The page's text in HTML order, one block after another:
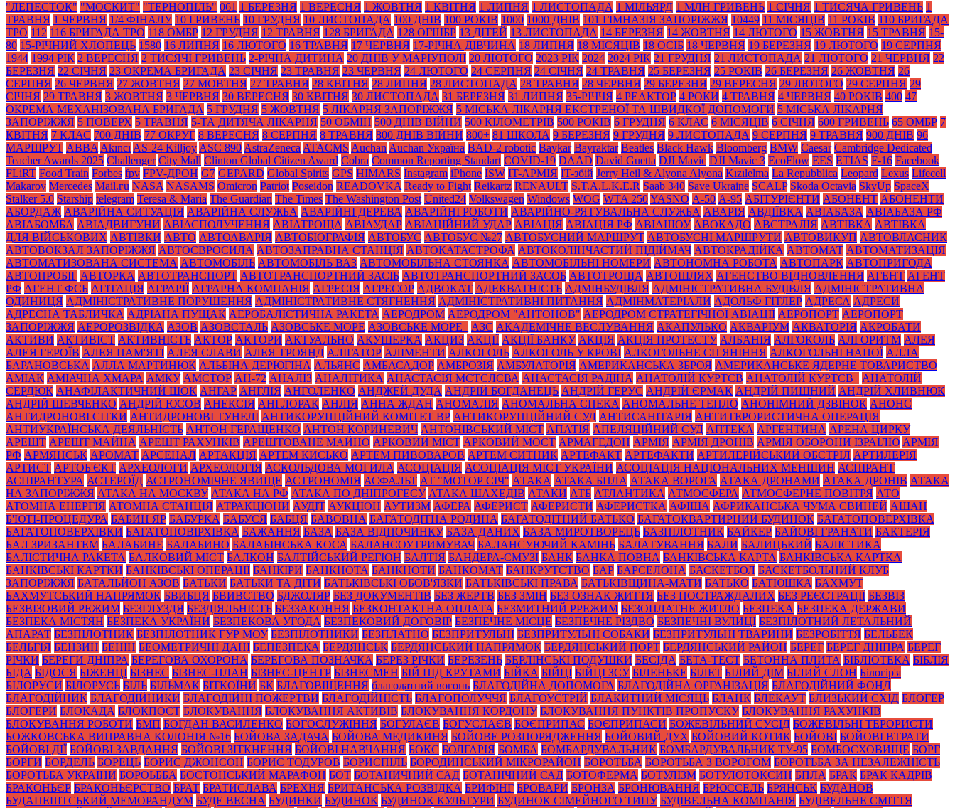
"ЛЕПЕСТОК" "МОСКИТ" "ТЕРНОПІЛЬ" 061 1 БЕРЕЗНЯ 1 ВЕРЕСНЯ 1 ЖОВТНЯ 1 КВІТНЯ 1 ЛИПНЯ 1 ЛИСТОПАДА 1 МІЛЬЯРД 1 МЛН ГРИВЕНЬ 1 СІЧНЯ 1 ТИСЯЧА ГРИВЕНЬ 1
ТРАВНЯ 1 ЧЕРВНЯ 1/4 ФІНАЛУ 10 ГРИВЕНЬ 10 ГРУДНЯ 10 ЛИСТОПАДА 100 ДНІВ 100 РОКІВ 1000 1000 ДНІВ 101 ГІМНАЗІЯ ЗАПОРІЖЖЯ 10449 11 МІСЯЦІВ 11 РОКІВ 110 БРИГАДА
ТРО 112 116 БРИГАДА ТРО 118 ОМБР 12 ГРУДНЯ 12 ТРАВНЯ 128 БРИГАДА 128 ОГШБР 13 ДІТЕЙ 13 ЛИСТОПАДА 14 БЕРЕЗНЯ 14 ЖОВТНЯ 14 ЛЮТОГО 15 ЖОВТНЯ 15 ТРАВНЯ 15-
80 15-РІЧНИЙ ХЛОПЕЦЬ 1580 16 ЛИПНЯ 16 ЛЮТОГО 16 ТРАВНЯ 17 ЧЕРВНЯ 17-РІЧНА ДІВЧИНА 18 ЛИПНЯ 18 МІСЯЦІВ 18 ОСІБ 18 ЧЕРВНЯ 19 БЕРЕЗНЯ 19 ЛЮТОГО 19 СЕРПНЯ
1944 1994 РІК 2 ВЕРЕСНЯ 2 ТИСЯЧІ ГРИВЕНЬ 2-РІЧНА ДИТИНА 20 ДНІВ У МАРІУПОЛІ 20 ЛЮТОГО 2023 РІК 2024 2024 РІК 21 ГРУДНЯ 21 ЛИСТОПАДА 21 ЛЮТОГО 21 ЧЕРВНЯ 22
БЕРЕЗНЯ 22 СІЧНЯ 23 ОКРЕМА БРИГАДА 23 СІЧНЯ 23 ТРАВНЯ 23 ЧЕРВНЯ 24 ЛЮТОГО 24 СЕРПНЯ 24 СІЧНЯ 24 ТРАВНЯ 25 БЕРЕЗНЯ 25 РОКІВ 26 БЕРЕЗНЯ 26 ЖОВТНЯ 26
СЕРПНЯ 26 ЧЕРВНЯ 27 ЖОВТНЯ 27 МОВТНЯ 27 ТРАВНЯ 28 КВІТНЯ 28 ЛИПНЯ 28 ЛИСТОПАДА 28 ТРАВНЯ 28 ЧЕРВНЯ 29 БЕРЕЗНЯ 29 ВЕРЕСНЯ 29 ЛЮТОГО 29 СЕРПНЯ 29
СІЧНЯ 29 ТРАВНЯ 3 ЖОВТНЯ 3 ЧЕРВНЯ 30 ВЕРЕСНЯ 30 КВІТНЯ 30 ЛИСТОПАДА 31 БЕРЕЗНЯ 31 ЛИПНЯ 35-РІЧЧЯ 4 РЕАКТОР 4 РОКИ 4 ТРАВНЯ 4 ЧЕРВНЯ 40 РОКІВ 400 47
ОКРЕМА МЕХАНІЗОВАНА БРИГАДА 5 ГРУДНЯ 5 ЖОВТНЯ 5 ЛІКАРНЯ ЗАПОРІЖЖЯ 5 МІСЬКА ЛІКАРНЯ ЕКСТРЕНОЇ ТА ШВИДКОЇ ДОПОМОГИ 5 МІСЬКА ЛІКАРНЯ
ЗАПОРІЖЖЯ 5 ПОВЕРХ 5 ТРАВНЯ 5-ТА ДИТЯЧА ЛІКАРНЯ 50 ОБМІН 500 ДНІВ ВІЙНИ 500 КІЛОМЕТРІВ 500 РОКІВ 6 ГРУДНЯ 6 КЛАС 6 МІСЯЦІВ 6 СІЧНЯ 600 ГРИВЕНЬ 65 ОМБР 7
КВІТНЯ 7 КЛАС 700 ДНІВ 77 ОКРУГ 8 ВЕРЕСНЯ 8 СЕРПНЯ 8 ТРАВНЯ 800 ДНІВ ВІЙНИ 800+ 81 ШКОЛА 9 БЕРЕЗНЯ 9 ГРУДНЯ 9 ЛИСТОПАДА 9 СЕРПНЯ 9 ТРАВНЯ 900 ДНІВ 96
МАРШРУТ ABBA Akıncı AS-24 Killjoy ASC 890 AstraZeneca ATACMS Auchan Auchan Україна BAD-2 robotic Baykar Bayraktar Beatles Black Нawk Bloomberg BMW Caesar Cambridge Dedicated
Teacher Awards 2025 Challenger City Mall Clinton Global Citizen Award Cobra Common Reporting Standart COVID-19 DAAD David Guetta DJI Mavic DJI Mavic 3 EcoFlow EES ETIAS F-16 Facebook
FLiRT Food Train Forbes fpv FPV-ДРОН G7 GEPARD Global Spirits GPS HIMARS Instagram iPhone ISW IT-АРМІЯ IT-збій Jerry Heil & Alyona Alyona Kızılelma La Repubblica Leopard Lexus Lifecell
Makarov Mercedes Mаil.гu NASA NASAMS Omicron Patriot Poseidon READOVKA Ready to Fight Reikartz RENAULT S.T.A.L.K.E.R Saab 340 Save Ukraine SCALP Skoda Octavia SkyUp SpaceX
Stalker 5.0 Starship telegram Teresa & Maria The Guardian The Times The Washington Post United24 Volkswagen Windows WOG WTA 250YASNO А-50 А-95 АБІТУРІЄНТИ АБОНЕНТ АБОНЕНТИ
АБОРДАЖ АВАРІЙНА СИТУАЦІЯ АВАРІЙНА СЛУЖБА АВАРІЙНІ ДЕРЕВА АВАРІЙНІ РОБОТИ АВАРІЙНО-РЯТУВАЛЬНА СЛУЖБА АВАРІЯ АВДІЇВКА АВІАБАЗА АВІАБАЗА РФ
АВІАБОМБА АВІАДВИГУНИ АВІАСПОЛУЧЕННЯ АВІАТРОЩА АВІАУДАР АВІАЦІЙНИЙ УДАР АВІАЦІЯ АВІАЦІЯ РФ АВІАШОУ АВОКАДО АВСТРАЛІЯ АВТІВКА АВТІВКА
ДЛЯ ВІЙСЬКОВИХ АВТІВКИ АВТО АВТОАВАРІЯ АВТОБІОГРАФІЯ АВТОБУС АВТОБУС №27 АВТОБУСНИЙ МАРШРУТ АВТОБУСНІ МАРШРУТИ АВТОВИКУП АВТОВЛАСНИК
АВТОВОКЗАЛ ЗАПОРІЖЖЯ АВТОЄВРОСИЛА АВТОЗАПРАВНА СТАНЦІЯ АВТОКАТАСТРОФА АВТОКОЛІНЧАСТИЙ ПІДІЙМАЧ АВТОКРАДІЙКА АВТОМАТ АВТОМАТИЗАЦІЯ
АВТОМАТИЗОВАНА СИСТЕМА АВТОМОБІЛЬ АВТОМОБІЛЬ ВАЗ АВТОМОБІЛЬНА СТОЯНКА АВТОМОБІЛЬНІ НОМЕРИ АВТОНОМНА РОБОТА АВТОПАРК АВТОПРИГОДА
АВТОПРОБІГ АВТОРКА АВТОТРАНСПОРТ АВТОТРАНСПОРТНИЙ ЗАСІБ АВТОТРАНСПОРТНИЙ ЗАСОБ АВТОТРОЩА АВТОШЛЯХ АГЕНСТВО ВІДНОВЛЕННЯ АГЕНТ АГЕНТ
РФ АГЕНТ ФСБ АГІТАЦІЯ АГРАРІЇ АГРАРНА КОМПАНІЯ АГРЕСІЯ АГРЕСОР АДВОКАТ АДЕКВАТНІСТЬ АДМІНБУДІВЛЯ АДМІНІСТРАТИВНА БУДІВЛЯ АДМІНІСТРАТИВНА
ОДИНИЦЯ АДМІНІСТРАТИВНЕ ПОРУШЕННЯ АДМІНІСТРАТИВНЕ СТЯГНЕННЯ АДМІНІСТРАТИВНІ ПИТАННЯ АДМІНМАТЕРІАЛИ АДОЛЬФ ГІТЛЕР АДРЕСА АДРЕСИ
АДРЕСНА ТАБЛИЧКА АДРІАНА ПУЩАК АЕРОБАЛІСТИЧНА РАКЕТА АЕРОДРОМ АЕРОДРОМ "АНТОНОВ" АЕРОДРОМ СТРАТЕГІЧНОЇ АВІАЦІЇ АЕРОПОРТ АЕРОПОРТ
ЗАПОРІЖЖЯ АЕРОРОЗВІДКА АЗОВ АЗОВСТАЛЬ АЗОВСЬКЕ МОРЕ АЗОВСЬКЕ МОРЕ_ АЗС АКАДЕМІЧНЕ ВЕСЛУВАННЯ АКАПУЛЬКО АКВАРІУМ АКВАТОРІЯ АКРОБАТИ
АКТИВИ АКТИВІСТ АКТИВНІСТЬ АКТОР АКТОРИ АКТУАЛЬНО АКУШЕРКА АКЦИЗ АКЦІЇ АКЦІЇ БАНКУ АКЦІЯ АКЦІЯ ПРОТЕСТУ АЛБАНІЯ АЛГОКОЛЬ АЛГОРИТМ АЛЕЯ
АЛЕЯ ГЕРОЇВ АЛЕЯ ПАМ'ЯТІ АЛЕЯ СЛАВИ АЛЕЯ ТРОЯНД АЛІГАТОР АЛІМЕНТИ АЛКОГОЛЬ АЛКОГОЛЬ У КРОВІ АЛКОГОЛЬНЕ СП'ЯНІННЯ АЛКОГОЛЬНІ НАПОЇ АЛЛА
БАРАНОВСЬКА АЛЛА МАРТИНЮК АЛЬБІНА ДЕРЮГІНА АЛЬЯНС АМБАСАДОР АМБРОЗІЯ АМБУЛАТОРІЯ АМЕРИКАНСЬКА ЗБРОЯ АМЕРИКАНСЬКЕ ЯДЕРНЕ ТОВАРИСТВО
АМІАК АМІАЧНА ХМАРА АМКУ АМСТОР АН-72 АНАЛІЗ АНАЛІТИКА АНАСТАСІЯ МЄТЄЛЄВА АНАСТАСІЯ РАДІНА АНАТОЛІЙ КУРТЄВ АНАТОЛІЙ КУРТЄВ_
АНАТОЛІЙ
СЕРДЮК АНАФІЛАКТИЧНИЙ ШОК АНГАР АНГЛІЯ АНГОЛЕНКО АНДЖЕЙ ДУДА АНДРІЙ БОГДАНЕЦЬ АНДРІЙ ГЕРУС АНДРІЙ ЄРМАК АНДРІЙ ПИШНИЙ АНДРІЙ ХЛИВНЮК
АНДРІЙ ШЕВЧЕНКО АНДРІЙ ЮСОВ АНЕКСІЯ АНІ ЛОРАК АНЛІЯ АННА ЖДАН АНОМАЛІЯ АНОМАЛЬНА СПЕКА АНОМАЛЬНЕ ТЕПЛО АНОНІМНИЙ ДЗВІНОК АНОНС
АНТИДРОНОВІ СІТКИ АНТИДРОНОВІ ТУНЕЛІ АНТИКОРУПЦІЙНИЙ КОМІТЕТ ВР АНТИКОРУПЦІЙНИЙ СУД АНТИСАНІТАРІЯ АНТИТЕРОРИСТИЧНА ОПЕРАЦІЯ
АНТИУКРАЇНСЬКА ДЕЯЛЬНІСТЬ АНТОН ГЕРАЩЕНКО АНТОН КОРИНЕВИЧ АНТОНІВСЬКИЙ МІСТ АПАТІЯ АПЕЛЯЦІЙНИЙ СУД АПТЕКА АРГЕНТИНА АРЕНА ЦИРКУ
АРЕШТ АРЕШТ МАЙНА АРЕШТ РАХУНКІВ АРЕШТОВАНЕ МАЙНО АРКОВИЙ МІСТ АРКОВИЙ МОСТ АРМАГЕДОН АРМІЯ АРМІЯ ДРОНІВ АРМІЯ ОБОРОНИ ІЗРАЇЛЮ АРМІЯ
РФ АРМЯНСЬК АРОМАТ АРСЕНАЛ АРТАКЦІЯ АРТЕМ КИСЬКО АРТЕМ ПИВОВАРОВ АРТЕМ СИТНИК АРТЕФАКТ АРТЕФАКТИ АРТИЛЕРІЙСЬКИЙ ОБСТРІЛ АРТИЛЕРІЯ
АРТИСТ АРТОБ'ЄКТ АРХЕОЛОГИ АРХЕОЛОГІЯ АСКОЛЬДОВА МОГИЛА АСОЦІАЦІЯ АСОЦІАЦІЯ МІСТ УКРАЇНИ АСОЦІАЦІЯ НАЦІОНАЛЬНИХ МЕНШИН АСПІРАНТ
АСПІРАНТУРА АСТЕРОЇД АСТРОНОМІЧНЕ ЯВИЩЕ АСТРОНОМІЯ АСФАЛЬТ АТ "МОТОР СІЧ" АТАКА АТАКА БПЛА АТАКА ВОРОГА АТАКА ДРОНАМИ АТАКА ДРОНІВ АТАКА
НА ЗАПОРІЖЖЯ АТАКА НА МОСКВУ АТАКА НА РФ АТАКА ПО ДНІПРОГЕСУ АТАКА ШАХЕДІВ АТАКИ АТБ АТЛАНТИКА АТМОСФЕРА АТМОСФЕРНЕ ПОВІТРЯ АТО
АТОМНА ЕНЕРГІЯ АТОМНА СТАНЦІЯ АТРАКЦІОНИ АУДІТ АУКЦІОН АУТИЗМ АФЕРА АФЕРИСТ АФЕРИСТИ АФЕРИСТКА АФІША АФРИКАНСЬКА ЧУМА СВИНЕЙ АШАН
Б'ЮТІ-ПРОЦЕДУРА БАБИН ЯР БАБУРКА БАБУСЯ БАБЦЯ БАВОВНА БАГАТОДІТНА РОДИНА БАГАТОДІТНИЙ БАТЬКО БАГАТОКВАРТИРНИЙ БУДИНОК БАГАТОПОВЕРХІВКА
БАГАТОПОВЕРХІВКИ БАГАТОПОВІРХІВКА БАЖАННЯ БАЗА БАЗА ВІДПОЧИНКУ БАЗА ДАНИХ БАЗА МИРОТВОРЕЦЬ БАЗПІЛОТНИК БАЙКЕР БАЙОВІ ГРАНАТИ БАКТЕРІЯ
БАЛ ЗРИЗАНТЕМ БАЛАБИНЕ БАЛАБИНО БАЛАБІНСЬКА КОСА БАЛАНСОУТРИМУВАЧ БАЛАНСУЮЧИЙ КАМІНЬ БАЛАТУВАННЯ БАЛИ БАЛИЦЬКИЙ БАЛІСТИКА
БАЛІСТИЧНА РАКЕТА БАЛКОВИЙ МІСТ БАЛКОН БАЛТІЙСЬКИЙ РЕГІОН БАЛТІЯ БАНДЕРА-СМУЗІ БАНК БАНКА ПОВНА БАНКІВСЬКА КАРТА БАНКІВСЬКА КАРТКА
БАНКІВСЬКІ КАРТКИ БАНКІВСЬКІ ОПЕРАЦІЇ БАНКІРИ БАНКНОТА БАНКНОТИ БАНКОМАТ БАНКРУТСТВО БАР БАРСЕЛОНА БАСКЕТБОЛ БАСКЕТБОЛЬНИЙ КЛУБ
ЗАПОРІЖЖЯ БАТАЛЬЙОН АЗОВ БАТЬКИ БАТЬКИ ТА ДІТИ БАТЬКІВСЬКІ ОБОВ'ЯЗКИ БАТЬКІВСЬКІ ПРАВА БАТЬКІВЩИНА-МАТИ БАТЬКО БАТЮШКА БАХМУТ
БАХМУТСЬКИЙ НАПРЯМОК БВИБЦЯ БВИВСТВО БДЖОЛЯР БЕЗ ДОКУМЕНТІВ БЕЗ ЖЕРТВ БЕЗ ЗМІН БЕЗ ОЗНАК ЖИТТЯ БЕЗ ПОСТРАЖДАЛИХ БЕЗ РЕЄСТРАЦІЇ БЕЗВІЗ
БЕЗВІЗОВИЙ РЕЖИМ БЕЗГЛУЗДЯ БЕЗДІЯЛЬНІСТЬ БЕЗЗАКОННЯ БЕЗКОНТАКТНА ОПЛАТА БЕЗМИТНИЙ РРЕЖИМ БЕЗОПЛАТНЕ ЖИТЛО БЕЗПЕКА БЕЗПЕКА ДЕРЖАВИ
БЕЗПЕКА МІСТЯН БЕЗПЕКА УКРАЇНИ БЕЗПЕКОВА УГОДА БЕЗПЕКОВИЙ ДОГОВІР БЕЗПЕЧНЕ МІСЦЕ БЕЗПЕЧНЕ РІЗДВО БЕЗПЕЧНІ ВУЛИЦІ БЕЗПІЛОТНИЙ ЛЕТАЛЬНИЙ
АПАРАТ БЕЗПІЛОТНИК БЕЗПІЛОТНИК ГУР МОУ БЕЗПІЛОТНИКИ БЕЗПЛАТНО БЕЗПРИТУЛЬНІ БЕЗПРИТУЛЬНІ СОБАКИ БЕЗПРИТУЛЬНІ ТВАРИНИ БЕЗРОБІТТЯ БЕЛЬБЕК
БЕЛЬГІЯ БЕНЗИН БЕНІН БЕОМЕТРИЧНІ ДАНІ БЕПЕЗПЕКА БЕРДЯНСЬК БЕРДЯНСЬКИЙ НАПРЯМОК БЕРДЯНСЬКИЙ ПОРТ БЕРДЯНСЬКИЙ РАЙОН БЕРЕГ БЕРЕГ ДНІПРА БЕРЕГ
РІЧКИ БЕРЕГИ ДНІПРА БЕРЕГОВА ОХОРОНА БЕРЕГОВА ПОЗНАЧКА БЕРЕЗ РІЧКИ БЕРЕЗЕНЬ БЕРЛІНСЬКІ ПОДУШКИ БЕСІДА БЕТА-ТЕСТ БЕТОННА ПЛИТА БІБЛІОТЕКА БІБЛІЯ
БІДА БІДОСЯ БІЖЕНЦІ БІЗНЕС БІЗНЕС-ПЛАН БІЗНЕС-ЦЕНТР БІЗНЕСМЕН БІЙ ПІД КРУТАМИ БІЙКА БІЙЦІ БІЙЦІ ЗСУ БІЛЕНЬКЕ БІЛЕТ БІЛИЙ ДІМ БІЛИЙ СЛОН Білогір'я
БІЛОРУСИ БІЛОРУСЬ БІЛЬ БІЛЬМАК БІТКОЇНИ БК БЛАГОВІЩЕННЯ благодатний вогонь БЛАГОДІЙНА ДОПОМОГА БЛАГОДІЙНА ОРГАНІЗАЦІЯ БЛАГОДІЙНИЙ ФОНД
БЛАГОДІЙНИК БЛАГОДІЙНИКИ БЛАГОДІЙНІ ПОЖЕРТВИ БЛАГОДІЙНІСТЬ БЛАГОПОЛУЧЧЯ БЛАГОУСТРІЙ БЛАКИТНИЙ МІСЯЦЬ БЛАНК БЛЕКАУТ БЛИЗЬКИЙ СХІД БЛОГЕР
БЛОГЕРИ БЛОКАДА БЛОКПОСТ БЛОКУВАННЯ БЛОКУВАННЯ АКТИВІВ БЛОКУВАННЯ КОРДОНУ БЛОКУВАННЯ ПУНКТІВ ПРОПУСКУ БЛОКУВАННЯ РАХУНКІВ
БЛОКУВАННЯ РОБОТИ БМП БОГДАН ВАСИЛЕНКО БОГОСЛУЖІННЯ БОГУЛАЄВ БОГУСЛАЄВ БОЄПРИПАС БОЄПРИПАСИ БОЖЕВІЛЬНИЙ СУСІД БОЖЕВІЛЬНІ ТЕРОРИСТИ
БОЖКОВСЬКА ВИПРАВНА КОЛОНІЯ №16 БОЙОВА ЗАДАЧА БОЙОВА МЕДИКИНЯ БОЙОВЕ РОЗПОРЯДЖЕННЯ БОЙОВИЙ ДУХ БОЙОВИЙ КОТИК БОЙОВІ БОЙОВІ ВТРАТИ
БОЙОВІ ДІЇ БОЙОВІ ЗАВДАННЯ БОЙОВІ ЗІТКНЕННЯ БОЙОВІ НАВЧАННЯ БОКС БОЛГАРІЯ БОМБА БОМБАРДУВАЛЬНИК БОМБАРДУВАЛЬНИК ТУ-95 БОМБОСХОВИЩЕ БОРГ
БОРГИ БОРДЕЛЬ БОРЕЦЬ БОРИС ДЖОНСОН БОРИС ТОДУРОВ БОРИСПІЛЬ БОРОДИНСЬКИЙ МІКРОРАЙОН БОРОТЬБА БОРОТЬБА З ВОРОГОМ БОРОТЬБА ЗА НЕЗАЛЕЖНІСТЬ
БОРОТЬБА УКРАЇНИ БОРОЬББА БОСТОНСЬКИЙ МАРАФОН БОТ БОТАНИЧНИЙ САД БОТАНІЧНИЙ САД БОТОФЕРМА БОТУЛІЗМ БОТУЛОТОКСИН БПЛА БРАК БРАК КАДРІВ
БРАКОНЬЄР БРАКОНЬЄРСТВО БРАТ БРАТИСЛАВА БРЕХНЯ БРИТАНСЬКА РОЗВІДКА БРИФІНГ БРОВАРИ БРОНЗА БРОНЮВАННЯ БРЮССЕЛЬ БРЯНСЬК БУДАНОВ
БУДАПЕШТСЬКИЙ МЕМОРАНДУМ БУДЕ ВЕСНА БУДИНКИ БУДИНОК БУДИНОК КУЛЬТУРИ БУДИНОК СІМЕЙНОГО ТИПУ БУДІВЕЛЬНА КОМПАНІЯ БУДІВЕЛЬНЕ СМІТТЯ